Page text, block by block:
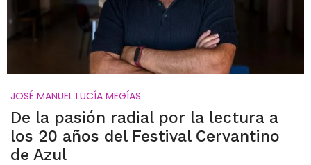
JOSÉ MANUEL LUCÍA MEGÍAS
De la pasión radial por la lectura a
los 20 años del Festival Cervantino
de Azul